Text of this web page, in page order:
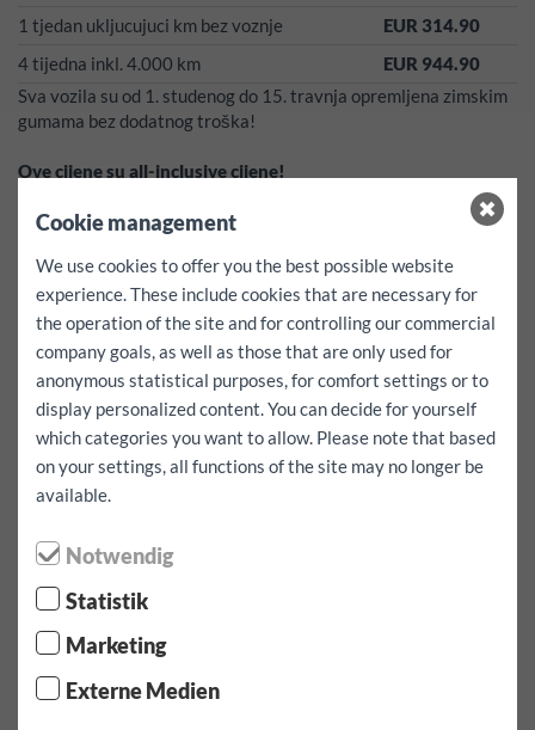
1 tjedan ukljucujuci km bez voznje
EUR 314.90
4 tijedna inkl. 4.000 km
EUR 944.90
Sva vozila su od 1. studenog do 15. travnja opremljena zimskim
gumama bez dodatnog troška!
Ove cijene su all-inclusive cijene!
Porezi, osiguranja, takse vezane za ugovor i takse za zimske
gume su vec inkludirane!*
depozit:500EUR
odbitno za slučaj štete0EUR
Nema franšize!
Besplatne usluge: kao navigacija, sigurnosne sjedalice za djecu
kao i remen za pričvršćivanje istih se mogu unaprijed
rezervirati ukoliko stoje na raspolaganju.
Raspoloživost nije garantirana!
Odaberite razdoblje najma / kilometar
Datum preuzimanja:
Vrijeme preuzimanja:
Cookie management
We use cookies to offer you the best possible website
experience. These include cookies that are necessary for
the operation of the site and for controlling our commercial
company goals, as well as those that are only used for
anonymous statistical purposes, for comfort settings or to
display personalized content. You can decide for yourself
which categories you want to allow. Please note that based
on your settings, all functions of the site may no longer be
available.
Notwendig
Statistik
Marketing
Externe Medien